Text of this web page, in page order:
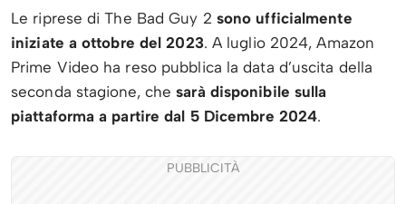
Le riprese di The Bad Guy 2 sono ufficialmente
iniziate a ottobre del 2023. A luglio 2024, Amazon
Prime Video ha reso pubblica la data d’uscita della
seconda stagione, chesarà disponibile sulla
piattaforma a partire dal 5 Dicembre 2024.
PUBBLICITÀ